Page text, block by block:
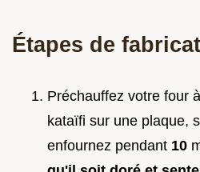
Étapes de
Préchauffez votre four à
kataïfi sur une plaque,
enfournez pendant 10